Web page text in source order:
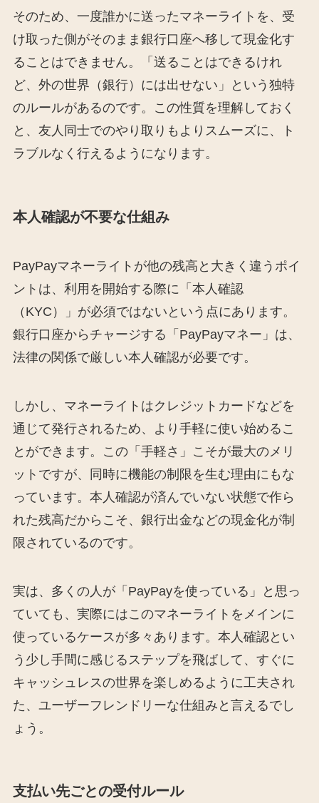
そのため、一度誰かに送ったマネーライトを、受
け取った側がそのまま銀行口座へ移して現金化す
ることはできません。「送ることはできるけれ
ど、外の世界（銀行）には出せない」という独特
のルールがあるのです。この性質を理解しておく
と、友人同士でのやり取りもよりスムーズに、ト
ラブルなく行えるようになります。
本人確認が不要な仕組み
PayPayマネーライトが他の残高と大きく違うポイ
ントは、利用を開始する際に「本人確認
（KYC）」が必須ではないという点にあります。
銀行口座からチャージする「PayPayマネー」は、
法律の関係で厳しい本人確認が必要です。
しかし、マネーライトはクレジットカードなどを
通じて発行されるため、より手軽に使い始めるこ
とができます。この「手軽さ」こそが最大のメリ
ットですが、同時に機能の制限を生む理由にもな
っています。本人確認が済んでいない状態で作ら
れた残高だからこそ、銀行出金などの現金化が制
限されているのです。
実は、多くの人が「PayPayを使っている」と思っ
ていても、実際にはこのマネーライトをメインに
使っているケースが多々あります。本人確認とい
う少し手間に感じるステップを飛ばして、すぐに
キャッシュレスの世界を楽しめるように工夫され
た、ユーザーフレンドリーな仕組みと言えるでし
ょう。
支払い先ごとの受付ルール